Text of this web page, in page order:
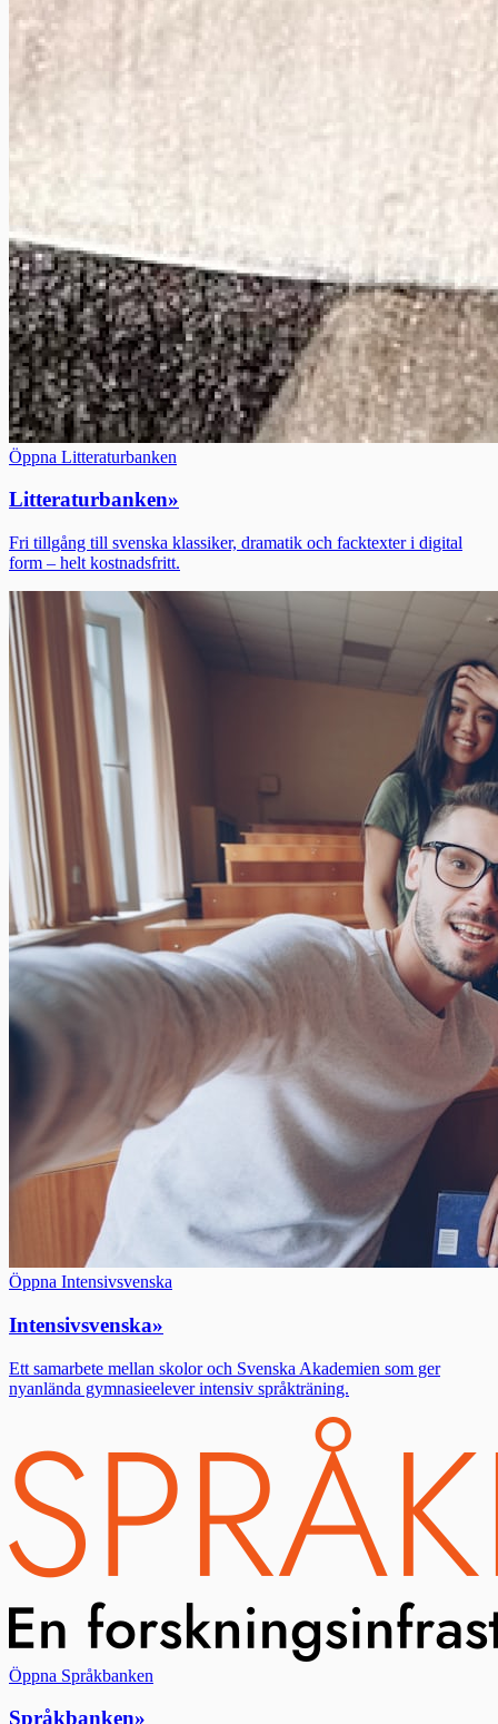
Öppna Litteraturbanken
Litteraturbanken»
Fri tillgång till svenska klassiker, dramatik och facktexter i digital
form – helt kostnadsfritt.
Öppna Intensivsvenska
Intensivsvenska»
Ett samarbete mellan skolor och Svenska Akademien som ger
nyanlända gymnasieelever intensiv språkträning.
Öppna Språkbanken
Språkbanken»